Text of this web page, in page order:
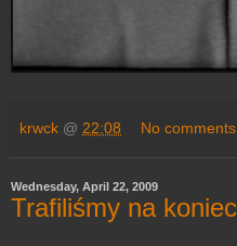
krwck @ 22:08 No
Wednesday, April 22, 2009
Trafiliśmy na